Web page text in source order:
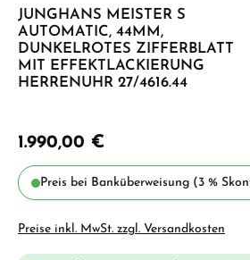
JUNGHANS MEISTER S
AUTOMATIC, 44MM,
DUNKELROTES ZIFFERBLATT
MIT EFFEKTLACKIERUNG
HERRENUHR 27/4616.44
1.990,00 €
Preis bei Banküberweisung (3 %
Preise inkl. MwSt. zzgl. Versandkosten